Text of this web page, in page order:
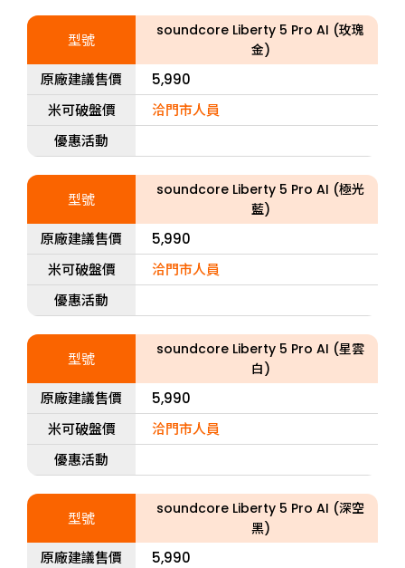
型號
soundcore Liberty 5 Pro AI (玫瑰
金)
原廠建議售價
5,990
米可破盤價
洽門市人員
優惠活動
型號
soundcore Liberty 5 Pro AI (極光
藍)
原廠建議售價
5,990
米可破盤價
洽門市人員
優惠活動
型號
soundcore Liberty 5 Pro AI (星雲
白)
原廠建議售價
5,990
米可破盤價
洽門市人員
優惠活動
型號
soundcore Liberty 5 Pro AI (深空
黑)
原廠建議售價
5,990